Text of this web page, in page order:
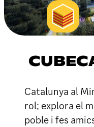
Catalunya al
rol; explora el
poble i fes